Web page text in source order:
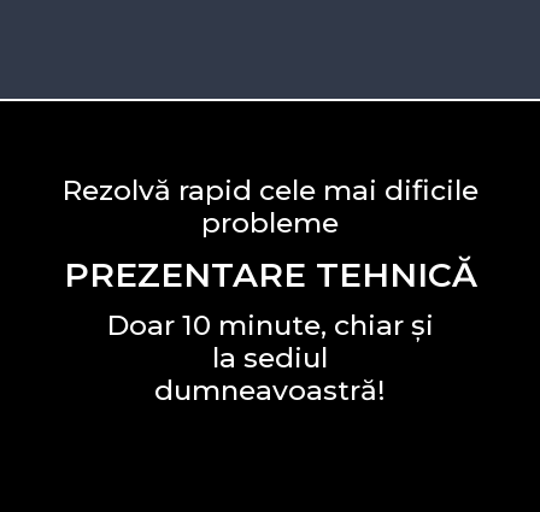
Rezolvă rapid cele mai dificile
probleme
PREZENTARE TEHNICĂ
Doar 10 minute, chiar și
la sediul
dumneavoastră!